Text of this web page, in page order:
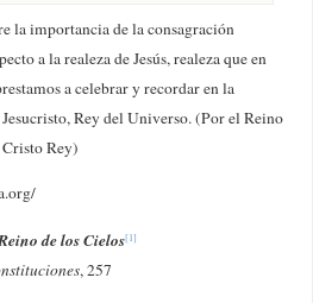
la importancia de laconsagración
a la realeza de Jesús, realeza que en
a celebrar y recordar en la
Rey del Universo. (Por el Reino
Rey)
de los Cielos[1]
, 257